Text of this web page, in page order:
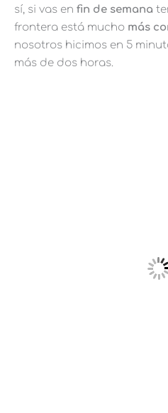
sí, si vas en fin de semana
frontera está mucho más
nosotros hicimos en 5
más de dos horas.